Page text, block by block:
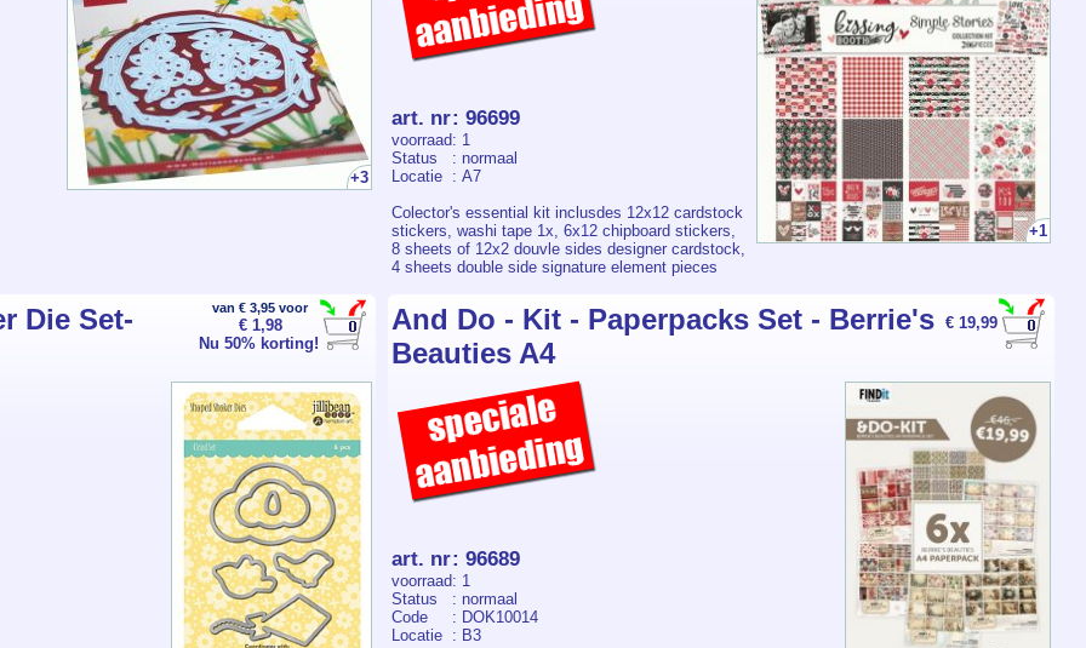
+3
+1
art. nr: 96699
voorraad: 1
Status
: normaal
Locatie
: A7
Colector's essential kit inclusdes 12x12 cardstock
stickers, washi tape 1x, 6x12 chipboard stickers,
8 sheets of 12x2 douvle sides designer cardstock,
4 sheets double side signature element pieces
van € 3,95 voor
€ 1,98
Nu 50% korting!
Die Set-
€ 19,99
And Do - Kit - Paperpacks Set - Berrie's
Beauties A4
art. nr: 96689
voorraad: 1
Status
: normaal
Code
: DOK10014
Locatie
: B3